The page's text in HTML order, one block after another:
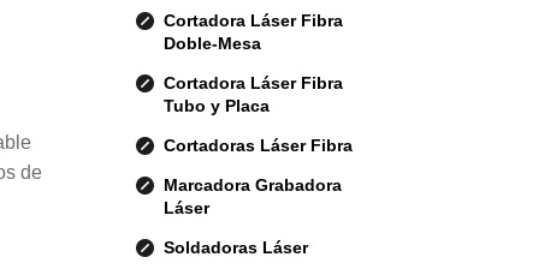
de
Cortadora Láser Fibra
Doble-Mesa
Cortadora Láser Fibra
Tubo y Placa
Cortadoras Láser Fibra
Marcadora Grabadora
Láser
Soldadoras Láser